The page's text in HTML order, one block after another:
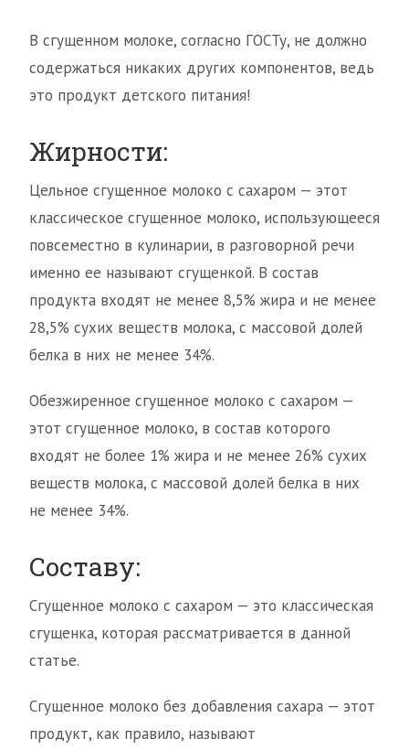
В сгущенном молоке, согласно ГОСТу, не должно
содержаться никаких других компонентов, ведь
это продукт детского питания!
Жирности:
Цельное сгущенное молоко с сахаром — этот
классическое сгущенное молоко, использующееся
повсеместно в кулинарии, в разговорной речи
именно ее называют сгущенкой. В состав
продукта входят не менее 8,5% жира и не менее
28,5% сухих веществ молока, с массовой долей
белка в них не менее 34%.
Обезжиренное сгущенное молоко с сахаром —
этот сгущенное молоко, в состав которого
входят не более 1% жира и не менее 26% сухих
веществ молока, с массовой долей белка в них
не менее 34%.
Составу:
Сгущенное молоко с сахаром — это классическая
сгущенка, которая рассматривается в данной
статье.
Сгущенное молоко без добавления сахара — этот
продукт, как правило, называют